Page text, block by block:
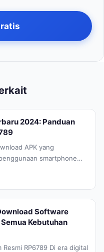
2024: Panduan
APK yang
smartphone
Software
Kebutuhan
RP6789 Di era digital